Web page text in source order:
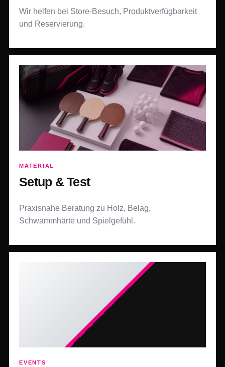
Wir helfen bei Store-Besuch, Produktverfügbarkeit
und Reservierung.
MATERIAL
Setup & Test
Praxisnahe Beratung zu Holz, Belag,
Schwammhärte und Spielgefühl.
EVENTS